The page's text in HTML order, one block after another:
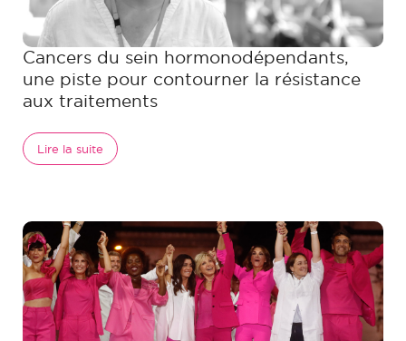
Cancers du sein hormonodépendants,
une piste pour contourner la résistance
aux traitements
Lire la suite